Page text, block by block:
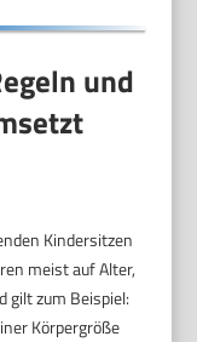
und
Kindersitzen
meist auf Alter,
gilt zum Beispiel:
Körpergröße